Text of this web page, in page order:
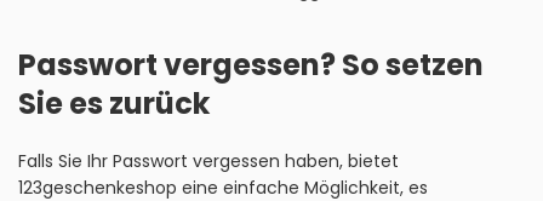
Passwort vergessen? So setzen
Sie es zurück
Falls Sie Ihr Passwort vergessen haben, bietet
123geschenkeshop eine einfache Möglichkeit, es